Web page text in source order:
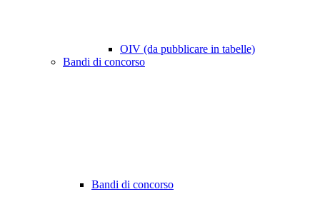
OIV (da pubblicare in tabelle)
Bandi di concorso
Bandi di concorso